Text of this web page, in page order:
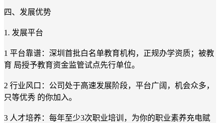
四、发展优势
1. 发展平台
1 平台靠谱：深圳首批白名单教育机构，正规办学资质；被教
育 局授予教育资金监管试点先行单位。
2 行业风口：公司处于高速发展阶段，平台广阔，机会众多，
只等优秀 的你加入。
3 人才培养：每年至少3次职业培训，为你的职业素养充电赋